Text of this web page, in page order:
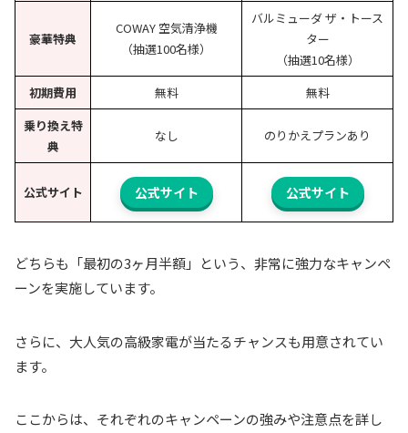
豪華特典
COWAY 空気清浄機
（抽選100名様）
バルミューダ ザ・トース
ター
（抽選10名様）
初期費用
無料
無料
乗り換え特
典
なし のりかえプランあり
公式サイト 公式サイト 公式サイト
どちらも「最初の3ヶ月半額」という、非常に強力なキャンペ
ーンを実施しています。
さらに、大人気の高級家電が当たるチャンスも用意されてい
ます。
ここからは、それぞれのキャンペーンの強みや注意点を詳し